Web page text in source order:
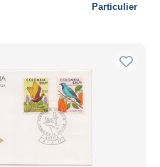
Particulier